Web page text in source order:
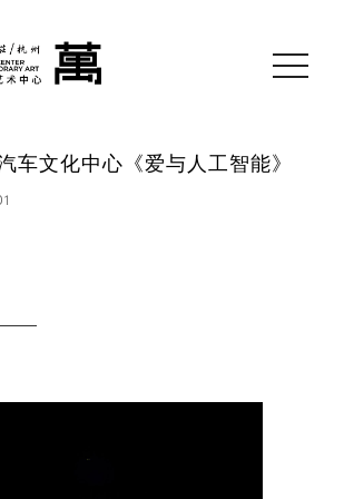
toggle
车文化中心《爱与人工智能》